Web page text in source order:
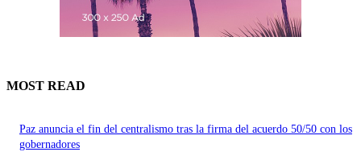
MOST READ
Paz anuncia el fin del centralismo tras la firma del acuerdo 50/50 con los
gobernadores